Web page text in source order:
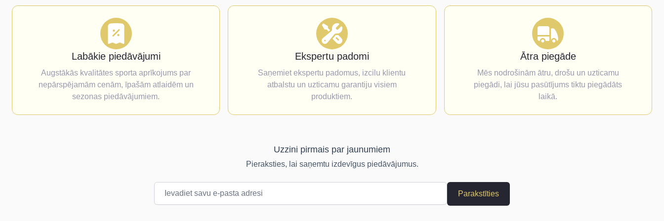
Labākie piedāvājumi
Augstākās kvalitātes sporta aprīkojums par
nepārspējamām cenām, īpašām atlaidēm un
sezonas piedāvājumiem.
Ekspertu padomi
Saņemiet ekspertu padomus, izcilu klientu
atbalstu un uzticamu garantiju visiem
produktiem.
Ātra piegāde
Mēs nodrošinām ātru, drošu un uzticamu
piegādi, lai jūsu pasūtījums tiktu piegādāts
laikā.
Uzzini pirmais par jaunumiem
Pieraksties, lai saņemtu izdevīgus piedāvājumus.
Parakstīties